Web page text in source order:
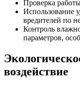
Проверка
Использование
вредителей по
Контроль
параметров,
воздействие